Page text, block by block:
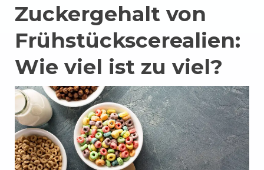
Zuckergehalt von
Frühstückscerealien:
Wie viel ist zu viel?